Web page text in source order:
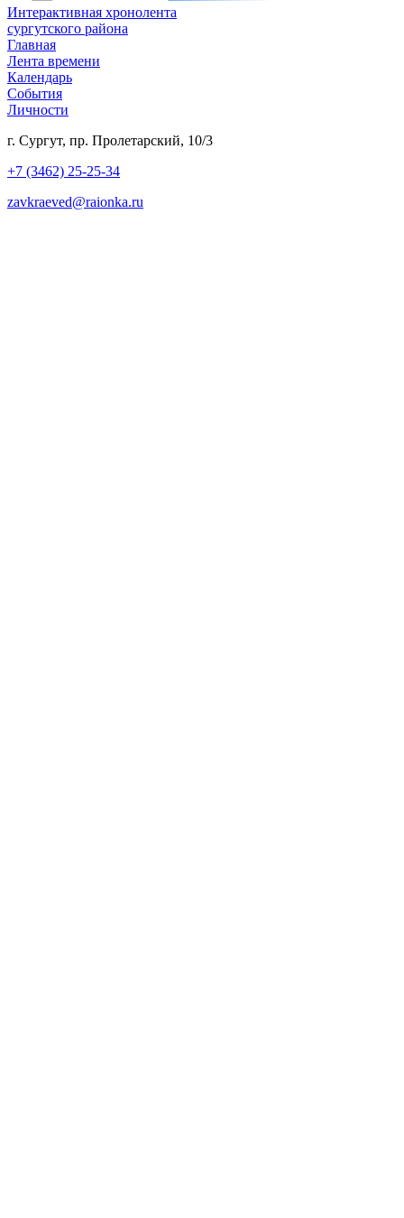
Интерактивная хронолента
сургутского района
Главная
Лента времени
Календарь
События
Личности
г. Сургут, пр. Пролетарский, 10/3
+7 (3462) 25-25-34
zavkraeved@raionka.ru